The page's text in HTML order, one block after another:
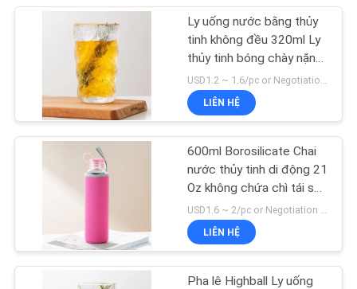
CHÚNG
THAM
KIỂM
Ly uống nước tường
đôi
Ly uống nước
36
Ly uống nước bằng thủy
tinh không đều 320ml Ly
thủy tinh bóng chày nặng
Glacier
LIÊN HỆ
600ml Borosilicate Chai
nước thủy tinh di động 21
Oz không chứa chì tái sử
dụng
LIÊN HỆ
Pha lê Highball Ly uống